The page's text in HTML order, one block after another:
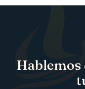
Hablemos